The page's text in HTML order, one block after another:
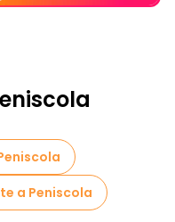
a Peniscola